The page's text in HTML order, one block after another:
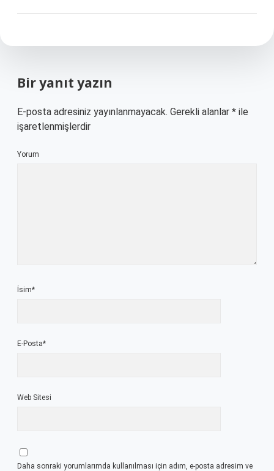
Bir yanıt yazın
E-posta adresiniz yayınlanmayacak. Gerekli alanlar * ile
işaretlenmişlerdir
Yorum
İsim*
E-Posta*
Web Sitesi
Daha sonraki yorumlarımda kullanılması için adım, e-posta adresim ve